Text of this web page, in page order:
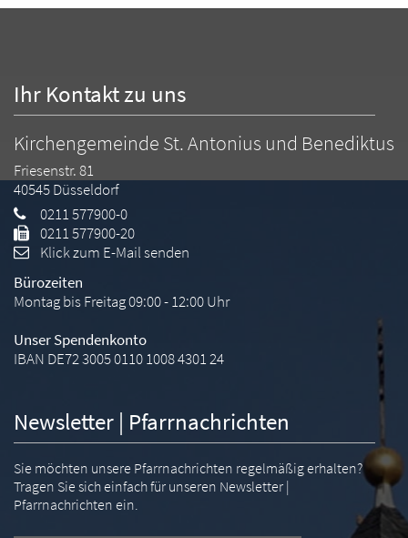
Ihr Kontakt zu uns
Kirchengemeinde St. Antonius und Benediktus
Friesenstr. 81
40545Düsseldorf
0211 577900-0
0211 577900-20
Klick zum E-Mail senden
Bürozeiten
Montag bis Freitag 09:00 - 12:00 Uhr
Unser Spendenkonto
IBAN DE72 3005 0110 1008 4301 24
Newsletter | Pfarrnachrichten
Sie möchten unsere Pfarrnachrichten regelmäßig erhalten?
Tragen Sie sich einfach für unseren Newsletter |
Pfarrnachrichten ein.